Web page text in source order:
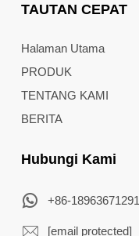
TAUTAN CEPAT
Halaman Utama
PRODUK
TENTANG KAMI
BERITA
Hubungi Kami
+86-18963671291
[email protected]